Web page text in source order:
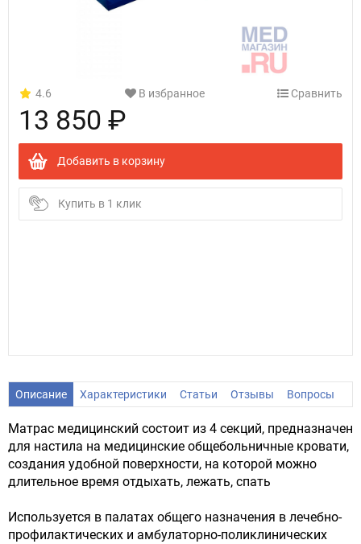
4.6 В избранное Сравнить
13 850 ₽
Добавить в корзину
Купить в 1 клик
Описание Характеристики Статьи Отзывы Вопросы
Матрас медицинский состоит из 4 секций, предназначен
для настила на медицинские общебольничные кровати,
создания удобной поверхности, на которой можно
длительное время отдыхать, лежать, спать
Используется в палатах общего назначения в лечебно-
профилактических и амбулаторно-поликлинических